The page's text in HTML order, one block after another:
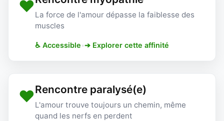
❤️La force de l'amour dépasse la faiblesse des
muscles
♿ Accessible•➔ Explorer cette affinité
❤️Rencontre paralysé(e)
L'amour trouve toujours un chemin, même
quand les nerfs en perdent